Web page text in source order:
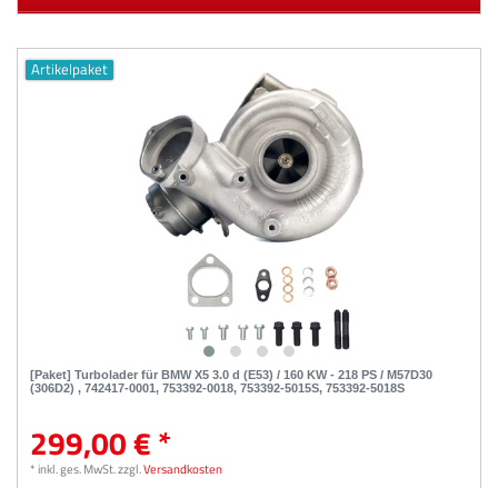
Artikelpaket
[Paket] Turbolader für BMW X5 3.0 d (E53) / 160 KW - 218 PS / M57D30
(306D2) , 742417-0001, 753392-0018, 753392-5015S, 753392-5018S
299,00 € *
*inkl. ges. MwSt.zzgl.Versandkosten